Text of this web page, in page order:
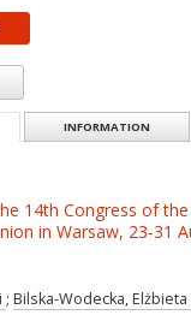
INFORMATION
14th Congress of
in Warsaw, 23-31
; Bilska-Wodecka, Elżbieta